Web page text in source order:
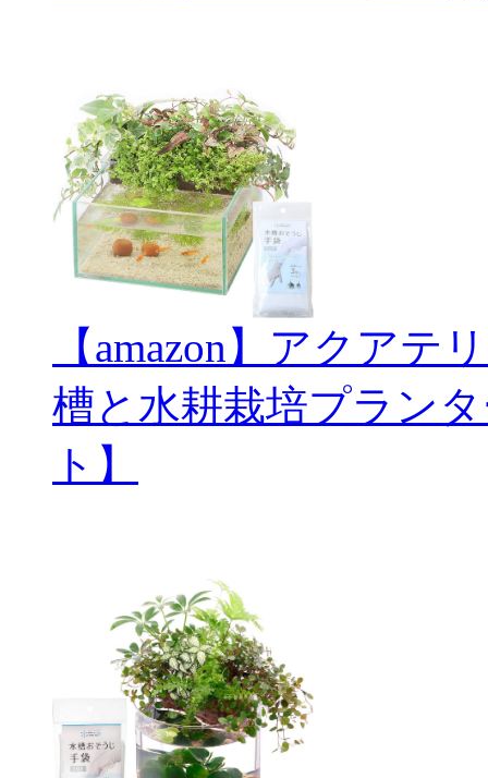
【amazon】アクアテ
槽と水耕栽培プラン
ト】